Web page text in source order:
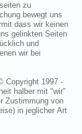
zu
bewegt uns
dass wir keinen
gelinkten Seiten
und
wir bei
Copyright 1997 -
halber mit "wir"
Zustimmung von
in jeglicher Art